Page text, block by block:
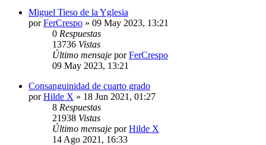
Miguel Tieso de la Yglesia
porFerCrespo » 09 May 2023, 13:21
0 Respuestas
13736 Vistas
Último mensaje porFerCrespo
09 May 2023, 13:21
Consanguinidad de cuarto grado
porHilde X » 18 Jun 2021, 01:27
8 Respuestas
21938 Vistas
Último mensaje porHilde X
14 Ago 2021, 16:33